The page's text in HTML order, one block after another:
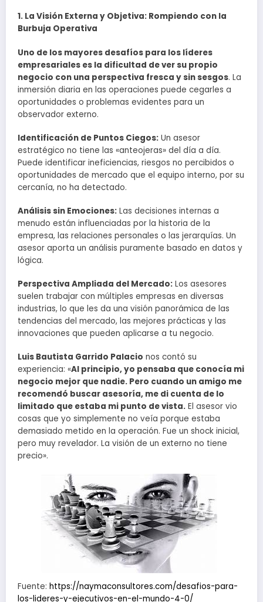
1. La Visión Externa y Objetiva: Rompiendo con la
Burbuja Operativa
Uno de los mayores desafíos para los líderes
empresariales es la dificultad de ver su propio
negocio con una perspectiva fresca y sin sesgos. La
inmersión diaria en las operaciones puede cegarles a
oportunidades o problemas evidentes para un
observador externo.
Identificación de Puntos Ciegos: Un asesor
estratégico no tiene las «anteojeras» del día a día.
Puede identificar ineficiencias, riesgos no percibidos o
oportunidades de mercado que el equipo interno, por su
cercanía, no ha detectado.
Análisis sin Emociones: Las decisiones internas a
menudo están influenciadas por la historia de la
empresa, las relaciones personales o las jerarquías. Un
asesor aporta un análisis puramente basado en datos y
lógica.
Perspectiva Ampliada del Mercado: Los asesores
suelen trabajar con múltiples empresas en diversas
industrias, lo que les da una visión panorámica de las
tendencias del mercado, las mejores prácticas y las
innovaciones que pueden aplicarse a tu negocio.
Luis Bautista Garrido Palacio nos contó su
experiencia: «Al principio, yo pensaba que conocía mi
negocio mejor que nadie. Pero cuando un amigo me
recomendó buscar asesoría, me di cuenta de lo
limitado que estaba mi punto de vista. El asesor vio
cosas que yo simplemente no veía porque estaba
demasiado metido en la operación. Fue un shock inicial,
pero muy revelador. La visión de un externo no tiene
precio».
Fuente: https://naymaconsultores.com/desafios-para-
los-lideres-y-ejecutivos-en-el-mundo-4-0/